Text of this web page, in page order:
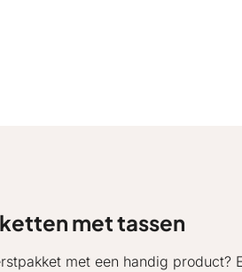
met tassen
met een handig